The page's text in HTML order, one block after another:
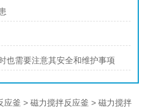
也需要注意其安全和维护事项
应釜 >磁力搅拌反应釜 > 磁力搅拌